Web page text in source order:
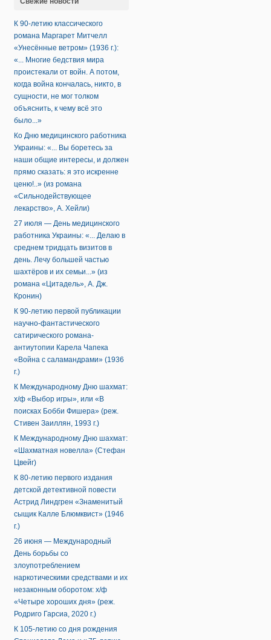
К 90-летию классического
романа Маргарет Митчелл
«Унесённые ветром» (1936 г.):
«... Многие бедствия мира
проистекали от войн. А потом,
когда война кончалась, никто, в
сущности, не мог толком
объяснить, к чему всё это
было...»
Ко Дню медицинского работника
Украины: «... Вы боретесь за
наши общие интересы, и должен
прямо сказать: я это искренне
ценю!..» (из романа
«Сильнодействующее
лекарство», А. Хейли)
27 июля — День медицинского
работника Украины: «... Делаю в
среднем тридцать визитов в
день. Лечу большей частью
шахтёров и их семьи...» (из
романа «Цитадель», А. Дж.
Кронин)
К 90-летию первой публикации
научно-фантастического
сатирического романа-
антиутопии Карела Чапека
«Война с саламандрами» (1936
г.)
К Международному Дню шахмат:
х/ф «Выбор игры», или «В
поисках Бобби Фишера» (реж.
Стивен Заиллян, 1993 г.)
К Международному Дню шахмат:
«Шахматная новелла» (Стефан
Цвейг)
К 80-летию первого издания
детской детективной повести
Астрид Линдгрен «Знаменитый
сыщик Калле Блюмквист» (1946
г.)
26 июня — Международный
День борьбы со
злоупотреблением
наркотическими средствами и их
незаконным оборотом: х/ф
«Четыре хороших дня» (реж.
Родриго Гарсиа, 2020 г.)
К 105-летию со дня рождения